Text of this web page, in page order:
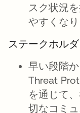
スク状況
やすくなり
ステークホル
早い段階
Threat
を通じて
切なコミ